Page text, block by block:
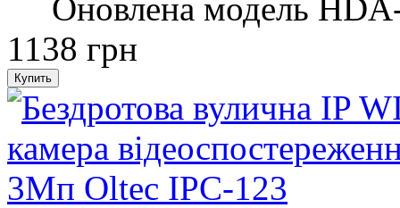
Оновлена ​​модель
1138 грн